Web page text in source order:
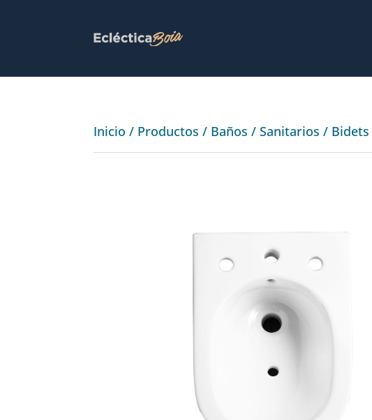
Inicio / Productos / Baños /Sanitarios / Bidets